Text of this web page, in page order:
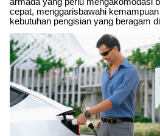
armada yang perlu mengakomodasi
cepat, menggarisbawahi
kebutuhan pengisian yang beragam